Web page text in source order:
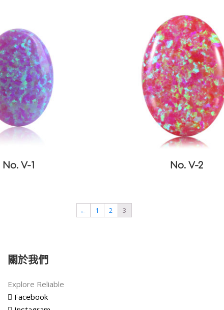
No. V-1 No. V-2
← 1 2 3
關於我們
Explore Reliable
Facebook